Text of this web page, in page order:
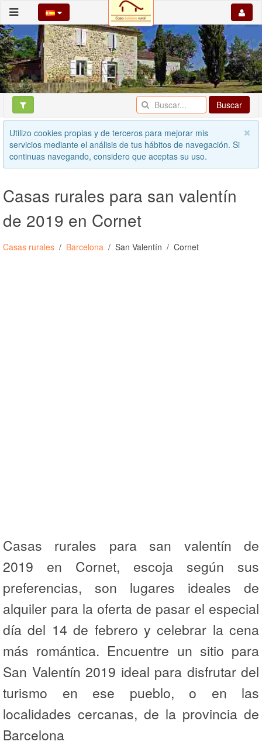
Buscar
Utilizo cookies propias y de terceros para mejorar mis
servicios mediante el análisis de tus hábitos de navegación. Si
continuas navegando, considero que aceptas su uso.
Casas rurales para san valentín
de 2019 en Cornet
Casas rurales Barcelona San Valentín Cornet
Casas rurales para san valentín de
2019 en Cornet, escoja según sus
preferencias, son lugares ideales de
alquiler para la oferta de pasar el especial
día del 14 de febrero y celebrar la cena
más romántica. Encuentre un sitio para
San Valentín 2019 ideal para disfrutar del
turismo en ese pueblo, o en las
localidades cercanas, de la provincia de
Barcelona